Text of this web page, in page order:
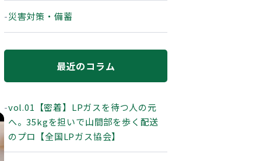
災害対策・備蓄
最近のコラム
vol.01【密着】LPガスを待つ人の元
へ。35kgを担いで山間部を歩く配送
のプロ【全国LPガス協会】